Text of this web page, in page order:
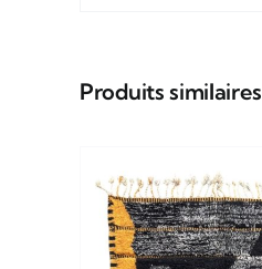
Produits similaires